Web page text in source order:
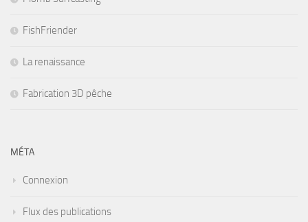
FishFriender
La renaissance
Fabrication 3D pêche
MÉTA
Connexion
Flux des publications